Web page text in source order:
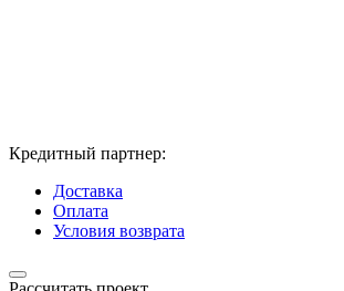
Кредитный партнер:
Доставка
Оплата
Условия возврата